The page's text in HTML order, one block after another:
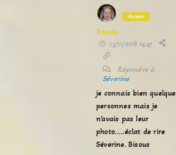
Auteur
Renée
13/11/2018 14:47
Répondre à
Séverine
je connais bien quelque
personnes mais je
n’avais pas leur
photo…..éclat de rire
Séverine. Bisous